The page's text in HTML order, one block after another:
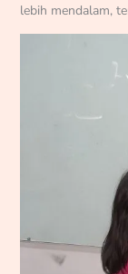
lebih mendalam,